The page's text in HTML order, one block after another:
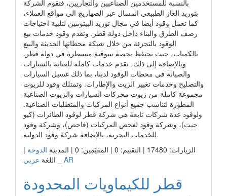
بالنسبة للمستخدمين الصناعيين والتجاريين، فتقوم الشركة
بتوريد الغاز الطبيعي المسال عبر الصهاريج الى مواقع العملاء،
كما تعمل وقود أيضا في مجال توريد البيتومين لتلبية احتياجات
رصف الطرق والبناء داخل دولة قطر. وتقدم وقود خدمات بيع
الوقود بالتجزئة من خلال شبكة محطاتها الحديثة والبيع
بالكميات، حيث تحتفظ بحصة سوقية مسيطرة في دولة قطر.
وبالإضافة إلى ذلك، نقدم خدمات كاملة للعناية بالسيارات
والصيانة في محطات الوقود لدينا، بما ذلك غسيل السيارات
والتصليح وخدمات تغيير الزيت والإطارات. وتمتلك وقود للزيوت
مجموعة كاملة من زيوت محركات السيارات والزيوت الصناعية
المطورة لتناسب جميع أنواع المركبات والمتطلبات الصناعية.
ولوقود عدة شركات تابعة هي شركة قطر لوقود الطائرات (كيو
جيت)، وشركة وقود لفحص المركبات (فاحص)، وشركة وقود
للخدمات البحرية، بالإضافة شركة وقود الدولية.
الزيارات: 17480 | التقييم: 0 | المقيّمين: 0 | المدينة
الدوحة |
اللغة عربي _ AR
قطر للكيماويات المحدودة